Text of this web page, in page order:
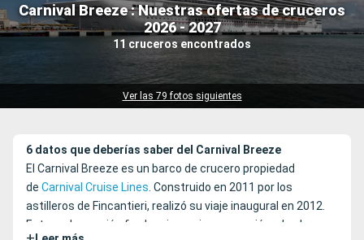
Carnival Breeze : Nuestras ofertas de cruceros
2026 - 2027
11 cruceros encontrados
Ver las 79 fotos siguientes
Nuestros destinos
Fecha de salida
6 datos que deberías saber del Carnival Breeze
El Carnival Breeze es un barco de crucero propiedad
de Carnival Cruise Lines. Construido en 2011 por los
astilleros de Fincantieri, realizó su viaje inaugural en 2012.
Esta embarcación fue la primera incorporación a la clase